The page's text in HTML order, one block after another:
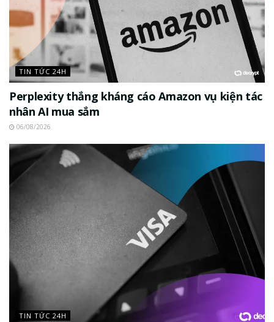
TIN TỨC 24H
Perplexity thắng kháng cáo Amazon vụ kiện tác
nhân AI mua sắm
06/08/2026
TIN TỨC 24H